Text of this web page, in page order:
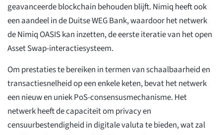
geavanceerde blockchain behouden blijft. Nimiq heeft ook
een aandeel in de Duitse WEG Bank, waardoor het netwerk
de Nimiq OASIS kan inzetten, de eerste iteratie van het open
Asset Swap-interactiesysteem.
Om prestaties te bereiken in termen van schaalbaarheid en
transactiesnelheid op een enkele keten, bevat het netwerk
een nieuw en uniek PoS-consensusmechanisme. Het
netwerk heeft de capaciteit om privacy en
censuurbestendigheid in digitale valuta te bieden, wat zal